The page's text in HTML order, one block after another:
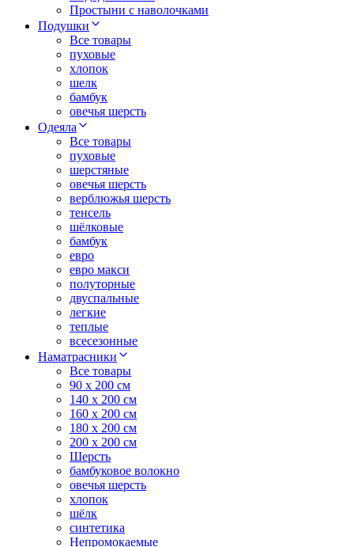
Простыни с наволочками
Подушки
Все товары
пуховые
хлопок
шелк
бамбук
овечья шерсть
Одеяла
Все товары
пуховые
шерстяные
овечья шерсть
верблюжья шерсть
тенсель
шёлковые
бамбук
евро
евро макси
полуторные
двуспальные
легкие
теплые
всесезонные
Наматрасники
Все товары
90 x 200 см
140 x 200 см
160 x 200 см
180 x 200 см
200 x 200 см
Шерсть
бамбуковое волокно
овечья шерсть
хлопок
шёлк
синтетика
Непромокаемые